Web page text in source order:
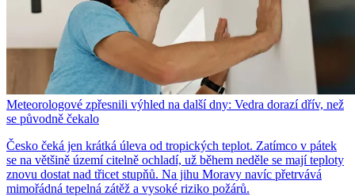
Meteorologové zpřesnili výhled na další dny: Vedra dorazí dřív, než
se původně čekalo
Česko čeká jen krátká úleva od tropických teplot. Zatímco v pátek
se na většině území citelně ochladí, už během neděle se mají teploty
znovu dostat nad třicet stupňů. Na jihu Moravy navíc přetrvává
mimořádná tepelná zátěž a vysoké riziko požárů.